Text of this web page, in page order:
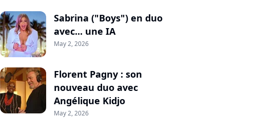
Sabrina ("Boys") en duo
avec... une IA
May 2, 2026
Florent Pagny : son
nouveau duo avec
Angélique Kidjo
May 2, 2026